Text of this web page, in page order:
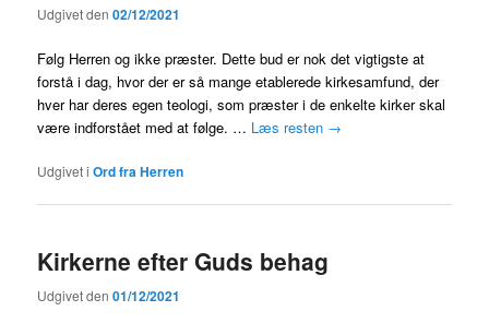
Udgivet den02/12/2021
Følg Herren og ikke præster. Dette bud er nok det vigtigste at
forstå i dag, hvor der er så mange etablerede kirkesamfund, der
hver har deres egen teologi, som præster i de enkelte kirker skal
være indforstået med at følge. … Læs resten →
Udgivet i Ord fra Herren
Kirkerne efter Guds behag
Udgivet den01/12/2021